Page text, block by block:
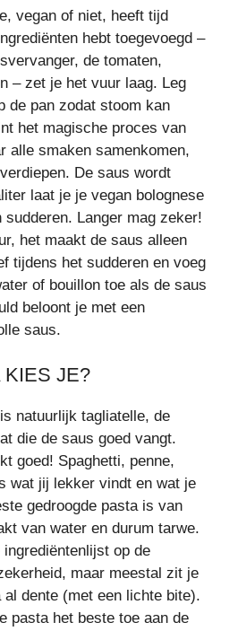
vegan of niet, heeft tijd
hebt toegevoegd –
de tomaten,
– zet je het vuur laag. Leg
de pan zodat stoom kan
het magische proces van
alle smaken samenkomen,
De saus wordt
laat je je vegan bolognese
sudderen. Langer mag zeker!
het maakt de saus alleen
tijdens het sudderen en voeg
of bouillon toe als de saus
beloont je met een
saus.
KIES JE?
natuurlijk tagliatelle, de
die de saus goed vangt.
goed! Spaghetti, penne,
wat jij lekker vindt en wat je
gedroogde pasta is van
van water en durum tarwe.
op de
maar meestal zit je
dente (met een lichte bite).
pasta het beste toe aan de